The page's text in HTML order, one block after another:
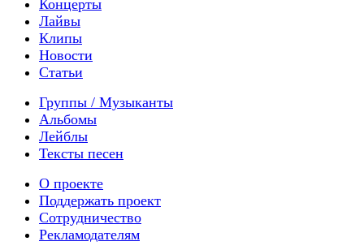
Концерты
Лайвы
Клипы
Новости
Статьи
Группы / Музыканты
Альбомы
Лейблы
Тексты песен
О проекте
Поддержать проект
Сотрудничество
Рекламодателям